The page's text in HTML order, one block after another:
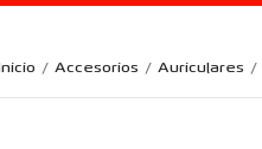
Accesorios Auriculares